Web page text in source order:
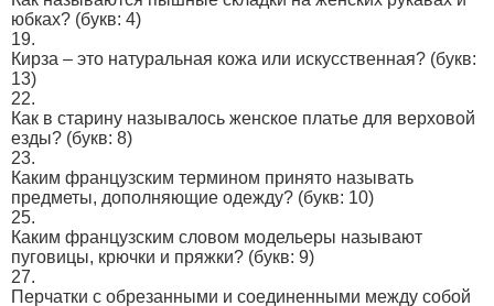
юбках? (букв: 4)
19.
Кирза – это натуральная кожа или искусственная? (букв:
13)
22.
Как в старину называлось женское платье для верховой
езды? (букв: 8)
23.
Каким французским термином принято называть
предметы, дополняющие одежду? (букв: 10)
25.
Каким французским словом модельеры называют
пуговицы, крючки и пряжки? (букв: 9)
27.
Перчатки с обрезанными и соединенными между собой